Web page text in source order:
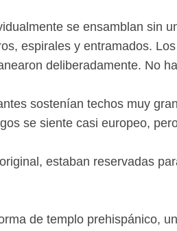
se ensamblan sin
espirales y entramados.
deliberadamente. No
sostenían techos muy
se siente casi europeo,
estaban reservadas
de templo prehispánico,